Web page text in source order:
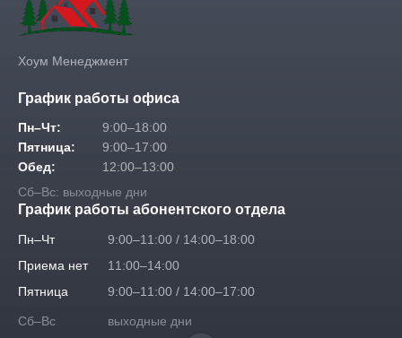
Хоум Менеджмент
График работы офиса
Пн–Чт:
9:00–18:00
Пятница:
9:00–17:00
Обед:
12:00–13:00
Сб–Вс: выходные дни
График работы абонентского отдела
Пн–Чт
9:00–11:00 / 14:00–18:00
Приема нет
11:00–14:00
Пятница
9:00–11:00 / 14:00–17:00
Сб–Вс выходные дни